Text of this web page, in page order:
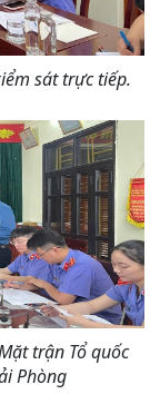
sát trực tiếp.
trận Tổ quốc
Phòng